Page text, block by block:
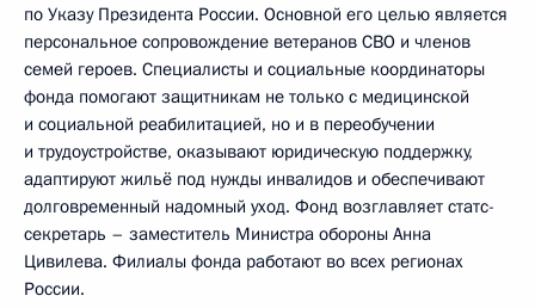
по Указу Президента России. Основной его целью является
персональное сопровождение ветеранов СВО и членов
семей героев. Специалисты и социальные координаторы
фонда помогают защитникам не только с медицинской
и социальной реабилитацией, но и в переобучении
и трудоустройстве, оказывают юридическую поддержку,
адаптируют жильё под нужды инвалидов и обеспечивают
долговременный надомный уход. Фонд возглавляет статс-
секретарь – заместитель Министра обороны Анна
Цивилева. Филиалы фонда работают во всех регионах
России.